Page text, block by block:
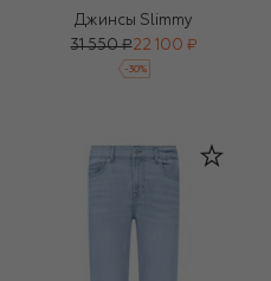
Джинсы Slimmy
31 550 ₽22 100 ₽
-30%